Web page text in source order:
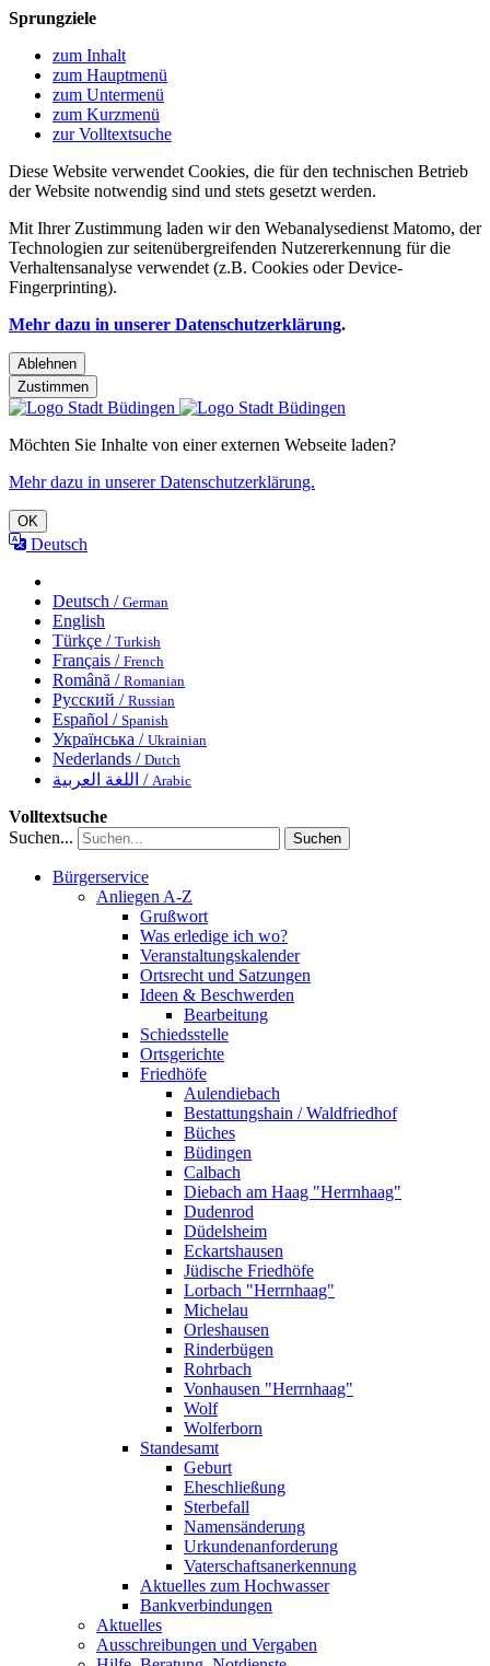
Sprungziele
zum Inhalt
zum Hauptmenü
zum Untermenü
zum Kurzmenü
zur Volltextsuche
Diese Website verwendet Cookies, die für den technischen Betrieb
der Website notwendig sind und stets gesetzt werden.
Mit Ihrer Zustimmung laden wir den Webanalysedienst Matomo, der
Technologien zur seitenübergreifenden Nutzererkennung für die
Verhaltensanalyse verwendet (z.B. Cookies oder Device-
Fingerprinting).
Mehr dazu in unserer Datenschutzerklärung.
Ablehnen
Zustimmen
Möchten Sie Inhalte von einer externen Webseite laden?
Mehr dazu in unserer Datenschutzerklärung.
OK
Deutsch
Deutsch / German
English
Türkçe / Turkish
Français / French
Română / Romanian
Русский / Russian
Español / Spanish
Українська / Ukrainian
Nederlands / Dutch
اللغة العربية / Arabic
Volltextsuche
Suchen...
Suchen
Bürgerservice
Anliegen A-Z
Grußwort
Was erledige ich wo?
Veranstaltungskalender
Ortsrecht und Satzungen
Ideen & Beschwerden
Bearbeitung
Schiedsstelle
Ortsgerichte
Friedhöfe
Aulendiebach
Bestattungshain / Waldfriedhof
Büches
Büdingen
Calbach
Diebach am Haag "Herrnhaag"
Dudenrod
Düdelsheim
Eckartshausen
Jüdische Friedhöfe
Lorbach "Herrnhaag"
Michelau
Orleshausen
Rinderbügen
Rohrbach
Vonhausen "Herrnhaag"
Wolf
Wolferborn
Standesamt
Geburt
Eheschließung
Sterbefall
Namensänderung
Urkundenanforderung
Vaterschaftsanerkennung
Aktuelles zum Hochwasser
Bankverbindungen
Aktuelles
Ausschreibungen und Vergaben